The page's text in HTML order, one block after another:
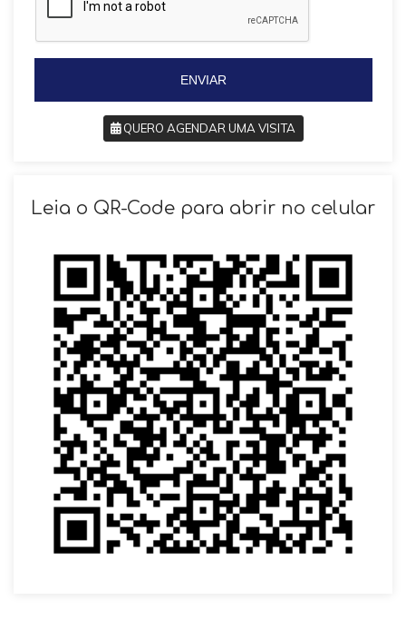
l
ENVIAR
QUERO AGENDAR UMA VISITA
Leia o QR-Code para abrir no celular